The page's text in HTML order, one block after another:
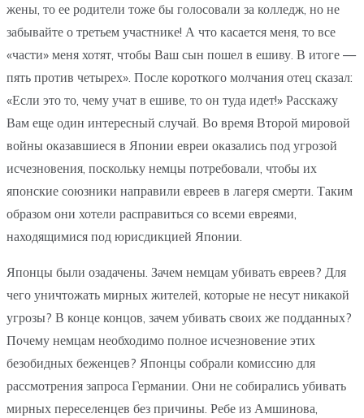
жены, то ее родители тоже бы голосовали за колледж, но не
забывайте о третьем участнике! А что касается меня, то все
«части» меня хотят, чтобы Ваш сын пошел в ешиву. В итоге —
пять против четырех». После короткого молчания отец сказал:
«Если это то, чему учат в ешиве, то он туда идет!» Расскажу
Вам еще один интересный случай. Во время Второй мировой
войны оказавшиеся в Японии евреи оказались под угрозой
исчезновения, поскольку немцы потребовали, чтобы их
японские союзники направили евреев в лагеря смерти. Таким
образом они хотели расправиться со всеми евреями,
находящимися под юрисдикцией Японии.
Японцы были озадачены. Зачем немцам убивать евреев? Для
чего уничтожать мирных жителей, которые не несут никакой
угрозы? В конце концов, зачем убивать своих же подданных?
Почему немцам необходимо полное исчезновение этих
безобидных беженцев? Японцы собрали комиссию для
рассмотрения запроса Германии. Они не собирались убивать
мирных переселенцев без причины. Ребе из Амшинова,